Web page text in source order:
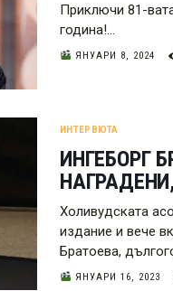
Приключи 81-
година!…
ЯНУАРИ 8, 2024
ИНТЕРВЮТА
ИНГЕБОРГ
Холивудската
издание и вече
Братоева,
ЯНУАРИ 16, 2023